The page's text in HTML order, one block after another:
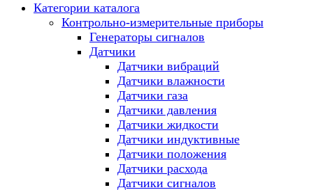
Категории каталога
Контрольно-измерительные приборы
Генераторы сигналов
Датчики
Датчики вибраций
Датчики влажности
Датчики газа
Датчики давления
Датчики жидкости
Датчики индуктивные
Датчики положения
Датчики расхода
Датчики сигналов